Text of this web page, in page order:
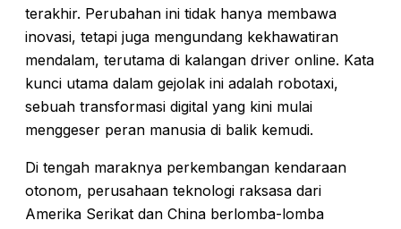
terakhir. Perubahan ini tidak hanya membawa
inovasi, tetapi juga mengundang kekhawatiran
mendalam, terutama di kalangan driver online. Kata
kunci utama dalam gejolak ini adalah robotaxi,
sebuah transformasi digital yang kini mulai
menggeser peran manusia di balik kemudi.
Di tengah maraknya perkembangan kendaraan
otonom, perusahaan teknologi raksasa dari
Amerika Serikat dan China berlomba-lomba